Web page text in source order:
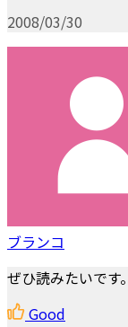
2008/03/30
ブランコ
ぜひ読みたいです。
Good